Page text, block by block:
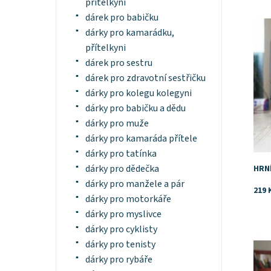
219
dárek pro babičku
dárky pro kamarádku,
přítelkyni
dárek pro sestru
dárek pro zdravotní sestřičku
dárky pro kolegu kolegyni
dárky pro babičku a dědu
dárky pro muže
dárky pro kamaráda přítele
dárky pro tatínka
dárky pro dědečka
dárky pro manžele a pár
dárky pro motorkáře
dárky pro myslivce
dárky pro cyklisty
dárky pro tenisty
dárky pro rybáře